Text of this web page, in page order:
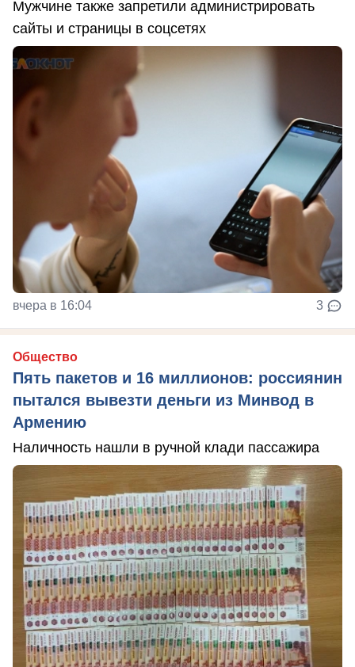
Мужчине также запретили администрировать
сайты и страницы в соцсетях
вчера в 16:04 3
Общество
Пять пакетов и 16 миллионов: россиянин
пытался вывезти деньги из Минвод в
Армению
Наличность нашли в ручной клади пассажира